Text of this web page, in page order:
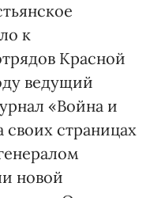
к
Красной
ведущий
«Война и
страницах
новой